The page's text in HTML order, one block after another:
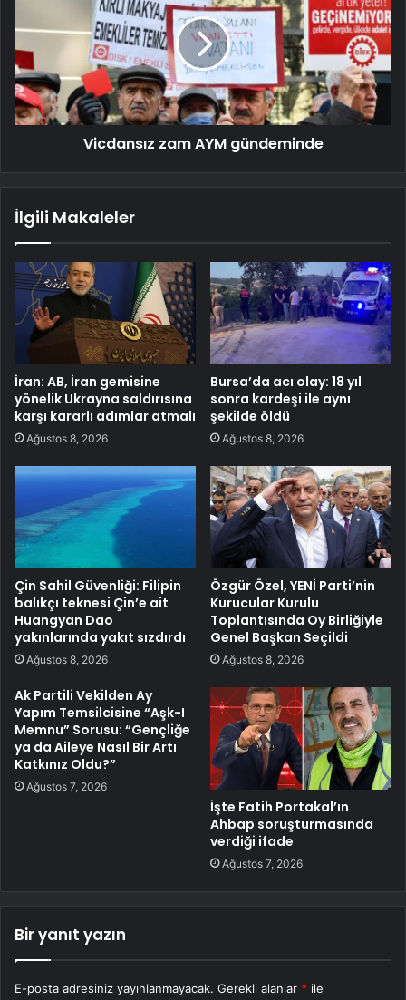
Vicdansız zam AYM gündeminde
İlgili Makaleler
İran: AB, İran gemisine
yönelik Ukrayna saldırısına
karşı kararlı adımlar atmalı
Ağustos 8, 2026
Bursa’da acı olay: 18 yıl
sonra kardeşi ile aynı
şekilde öldü
Ağustos 8, 2026
Çin Sahil Güvenliği: Filipin
balıkçı teknesi Çin’e ait
Huangyan Dao
yakınlarında yakıt sızdırdı
Ağustos 8, 2026
Özgür Özel, YENİ Parti’nin
Kurucular Kurulu
Toplantısında Oy Birliğiyle
Genel Başkan Seçildi
Ağustos 8, 2026
Ak Partili Vekilden Ay
Yapım Temsilcisine “Aşk-I
Memnu” Sorusu: “Gençliğe
ya da Aileye Nasıl Bir Artı
Katkınız Oldu?”
Ağustos 7, 2026
İşte Fatih Portakal’ın
Ahbap soruşturmasında
verdiği ifade
Ağustos 7, 2026
Bir yanıt yazın
E-posta adresiniz yayınlanmayacak. Gerekli alanlar * ile